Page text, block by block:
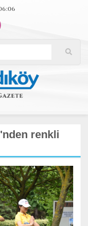
renkli